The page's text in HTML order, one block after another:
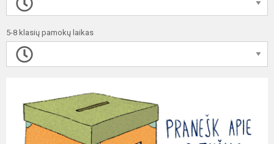
5-8 klasių pamokų laikas